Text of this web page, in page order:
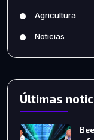
Agricultura
Noticias
Últimas